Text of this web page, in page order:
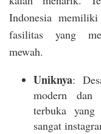
Indonesia
fasilitas yang
mewah.
Uniknya:
modern dan
terbuka yang
sangat